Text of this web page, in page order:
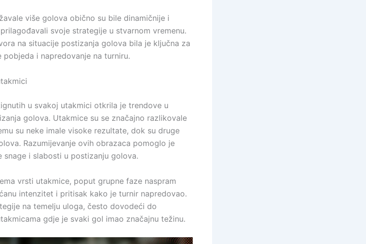
više golova obično su bile dinamičnije i
svoje strategije u stvarnom vremenu.
na situacije postizanja golova bila je ključna za
i napredovanje na turniru.
u svakoj utakmici otkrila je trendove u
golova. Utakmice su se značajno razlikovale
su neke imale visoke rezultate, dok su druge
Razumijevanje ovih obrazaca pomoglo je
i slabosti u postizanju golova.
vrsti utakmice, poput grupne faze naspram
intenzitet i pritisak kako je turnir napredovao.
na temelju uloga, često dovodeći do
gdje je svaki gol imao značajnu težinu.